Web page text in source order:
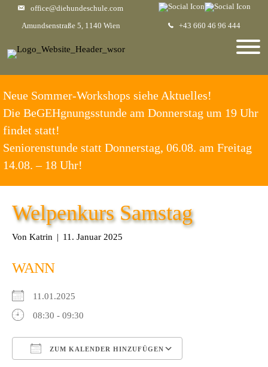
office@diehundeschule.com
+43 660 46 96 444
Amundsenstraße 5, 1140 Wien
Neue Sommer-Workshops siehe Aktuelles!
Die BeGEHgnungsstunde am Donnerstag um 19 Uhr
findet statt!
Seniorenstunde statt Donnerstag, 06.08. am Freitag
14.08. – 18 Uhr!
Welpenkurs Samstag
Von Katrin | 11. Januar 2025
WANN
11.01.2025
08:30 - 09:30
ZUM KALENDER HINZUFÜGEN